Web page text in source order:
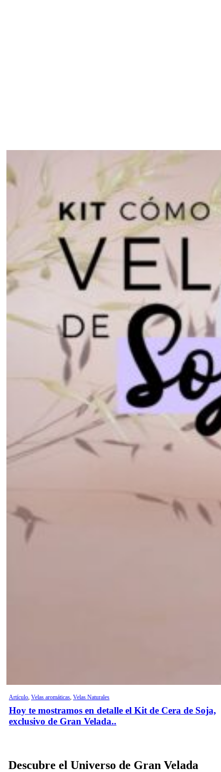
Artículo Velas aromáticas Velas Naturales
Hoy te mostramos en detalle el Kit de Cera de Soja,
exclusivo de Gran Velada..
Descubre el Universo de Gran Velada